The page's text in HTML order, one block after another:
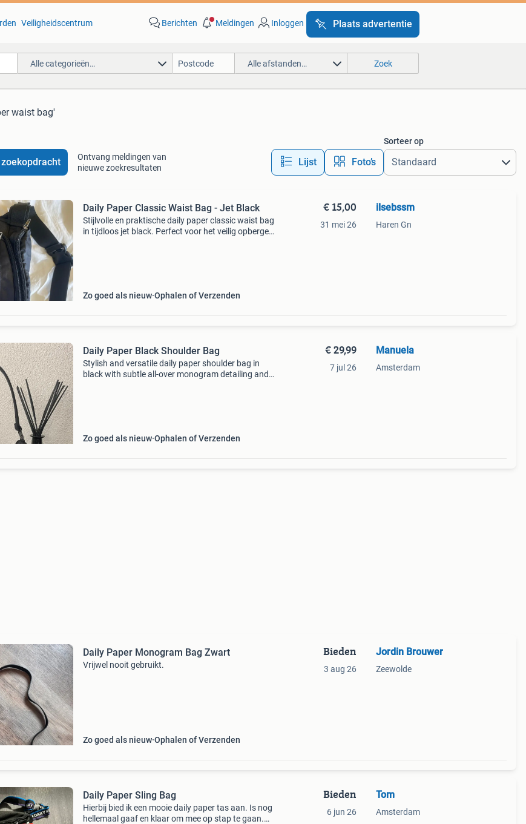
Veiligheidscentrum Berichten Meldingen Inloggen Plaats advertentie
Alle categorieën… Alle afstanden… Zoek
waist bag'
Ontvang meldingen van
nieuwe zoekresultaten
Lijst Foto’s
Sorteer op
Daily Paper Classic Waist Bag - Jet Black
Stijlvolle en praktische daily paper classic waist bag
in tijdloos jet black. Perfect voor het veilig opbergen
Zo goed als nieuw Ophalen of Verzenden
€ 15,00
31 mei 26
ilsebssm
Haren Gn
Daily Paper Black Shoulder Bag
Stylish and versatile daily paper shoulder bag in
black with subtle all-over monogram detailing and
Zo goed als nieuw Ophalen of Verzenden
€ 29,99
7 jul 26
Manuela
Amsterdam
Daily Paper Monogram Bag Zwart
Vrijwel nooit gebruikt.
Zo goed als nieuw Ophalen of Verzenden
Bieden
3 aug 26
Jordin Brouwer
Zeewolde
Daily Paper Sling Bag
Hierbij bied ik een mooie daily paper tas aan. Is nog
hellemaal gaaf en klaar om mee op stap te gaan.
Bieden
6 jun 26
Tom
Amsterdam